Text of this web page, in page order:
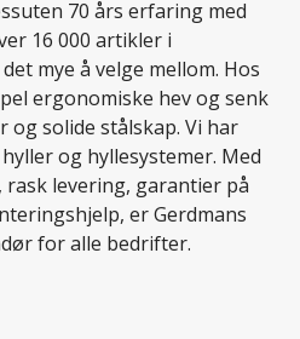
70 års erfaring med
16 000 artikler i
mye å velge mellom. Hos
ergonomiske hev og senk
solide stålskap. Vi har
og hyllesystemer. Med
levering, garantier på
er Gerdmans
for alle bedrifter.